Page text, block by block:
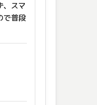
、スマ
で普段